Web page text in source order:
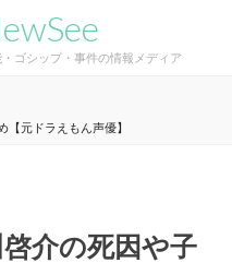
ゴシップ・事件の情報メディア
元ドラえもん声優】
介の死因や子